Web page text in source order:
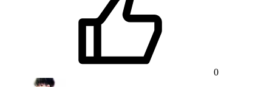
0